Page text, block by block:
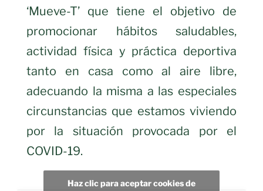
‘Mueve-T’ que tiene el objetivo de
promocionar hábitos saludables,
actividad física y práctica deportiva
tanto en casa como al aire libre,
adecuando la misma a las especiales
circunstancias que estamos viviendo
por la situación provocada por el
COVID-19.
Haz clic para aceptar cookies de